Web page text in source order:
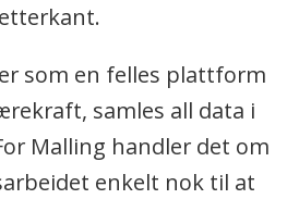
som en felles plattform
samles all data i
Malling handler det om
enkelt nok til at